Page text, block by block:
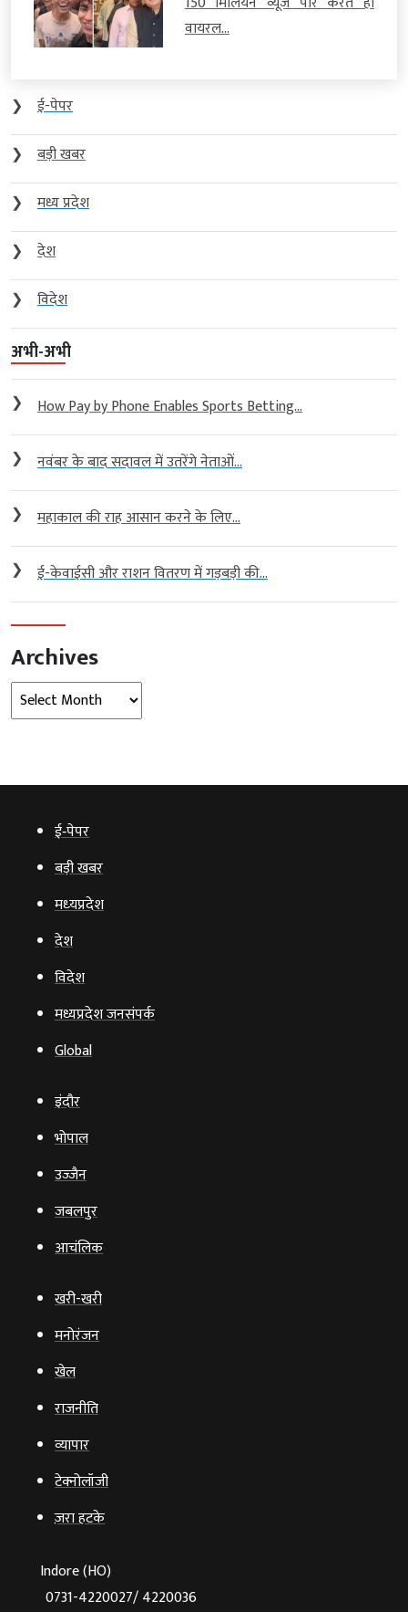
वायरल...
❯
ई-पेपर
❯
बड़ी खबर
❯
मध्य प्रदेश
❯
देश
❯
विदेश
अभी-अभी
❯ How Pay by Phone Enables Sports Betting...
❯ नवंबर के बाद सदावल में उतरेंगे नेताओं...
❯ महाकाल की राह आसान करने के लिए...
❯ ई-केवाईसी और राशन वितरण में गड़बड़ी की...
Archives
Archives
ई‑पेपर
बड़ी खबर
मध्‍यप्रदेश
देश
विदेश
मध्यप्रदेश जनसंपर्क
Global
इंदौर
भोपाल
उज्‍जैन
जबलपुर
आचंलिक
खरी-खरी
मनोरंजन
खेल
राजनीति
व्‍यापार
टेक्‍नोलॉजी
ज़रा हटके
Indore (HO)
0731-4220027/ 4220036